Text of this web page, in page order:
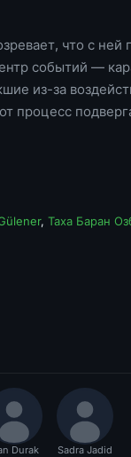
что с ней
событий —
из-за
процесс
, Таха Баран
Durak Sadra Jadid